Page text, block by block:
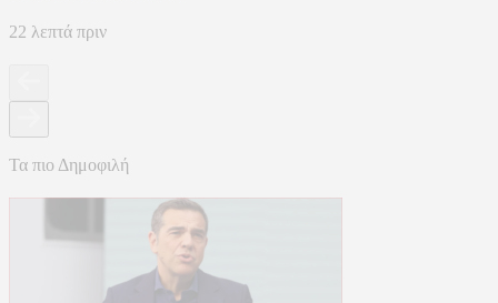
22 λεπτά πριν
Τα πιο Δημοφιλή